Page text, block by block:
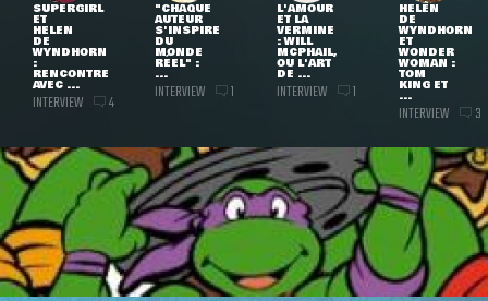
SUPERGIRL
ET
HELEN
DE
WYNDHORN
:
RENCONTRE
AVEC ...
INTERVIEW 4
"CHAQUE
AUTEUR
S'INSPIRE
DU
MONDE
RÉEL" :
...
INTERVIEW 1
L'AMOUR
ET LA
VERMINE
: WILL
MCPHAIL,
OU L'ART
DE ...
INTERVIEW 1
HELEN
DE
WYNDHORN
ET
WONDER
WOMAN :
TOM
KING ET
...
INTERVIEW 3